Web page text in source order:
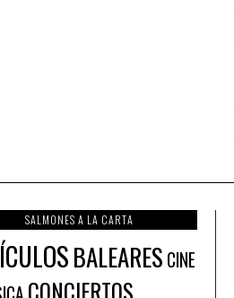
SALMONES A LA CARTA
BALEARES CINE
CONCIERTOS